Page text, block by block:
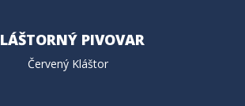
PIVOVAR
Červený Kláštor